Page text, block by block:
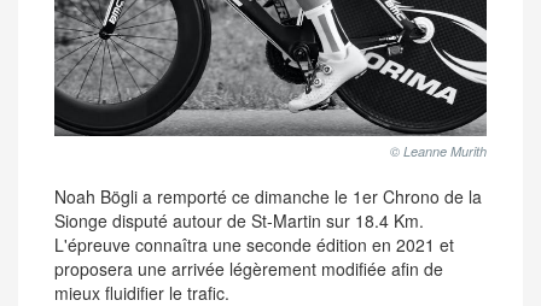
© Leanne Murith
Noah Bögli a remporté ce dimanche le 1er Chrono de la
Sionge disputé autour de St-Martin sur 18.4 Km.
L'épreuve connaîtra une seconde édition en 2021 et
proposera une arrivée légèrement modifiée afin de
mieux fluidifier le trafic.